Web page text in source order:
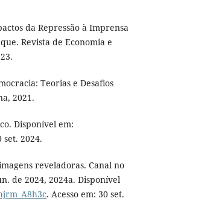
da Repressão à Imprensa
Revista de Economia e
Teorias e Desafios
2021.
Disponível em:
set. 2024.
reveladoras. Canal no
de 2024, 2024a. Disponível
. Acesso em: 30 set.